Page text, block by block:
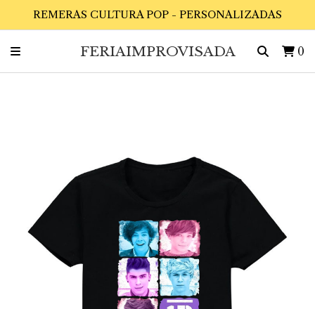
REMERAS CULTURA POP - PERSONALIZADAS
FERIAIMPROVISADA 0